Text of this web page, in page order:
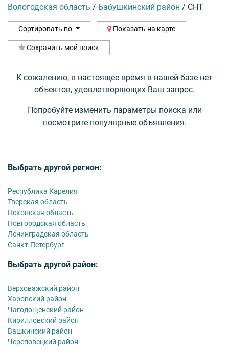
Вологодская область / Бабушкинский район / СНТ
Сортировать по Показать на карте
Сохранить мой поиск
К сожалению, в настоящее время в нашей базе нет
объектов, удовлетворяющих Ваш запрос.
Попробуйте изменить параметры поиска или
посмотрите популярные объявления.
Выбрать другой регион:
Республика Карелия
Тверская область
Псковская область
Новгородская область
Ленинградская область
Санкт-Петербург
Выбрать другой район:
Верховажский район
Харовский район
Чагодощенский район
Кирилловский район
Вашкинский район
Череповецкий район